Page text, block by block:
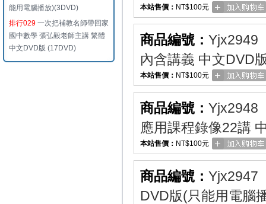
能用電腦播放)(3DVD)
排行029 一次把補教名師帶回家
國中數學 張弘毅老師主講 繁體
中文DVD版 (17DVD)
本站售價： NT$100元
商品編號： Yjx2949
內含講義 中文DVD
本站售價： NT$100元
商品編號： Yjx2948
應用課程錄像22講
本站售價： NT$100元
商品編號： Yjx2947
DVD版(只能用電腦